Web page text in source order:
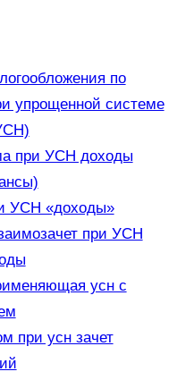
по
упрощенной системе
при УСН доходы
УСН «доходы»
при УСН
усн с
при усн зачет